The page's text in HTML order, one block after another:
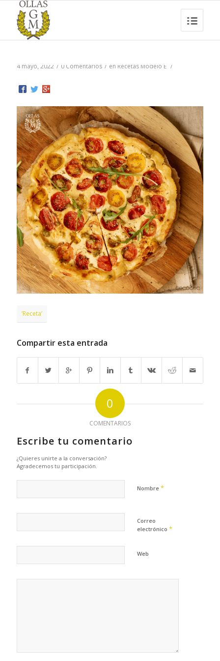
4 mayo, 2022 / 0 Comentarios / en Recetas Modelo E /
’Receta’
Compartir esta entrada
0
COMENTARIOS
Escribe tu comentario
¿Quieres unirte a la conversación?
Agradecemos tu participación.
Nombre *
Correo
electrónico *
Web